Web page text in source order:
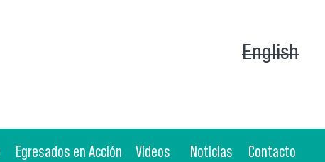
English
Egresados en Acción Videos Noticias Contacto